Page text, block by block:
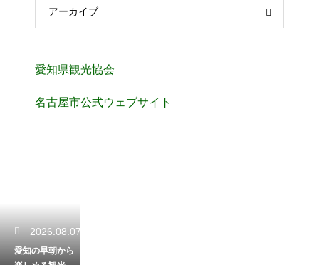
アーカイブ
愛知県観光協会
名古屋市公式ウェブサイト
2026.08.07
愛知の早朝から